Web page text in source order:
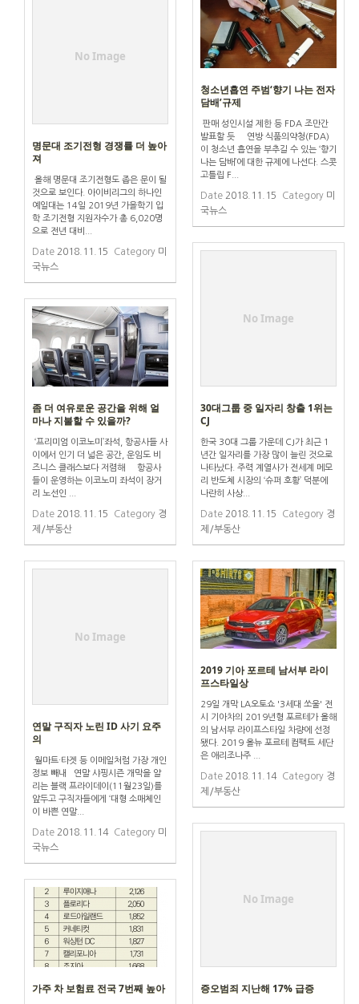
No Image
명문대 조기전형 경쟁률 더 높아
져
올해 명문대 조기전형도 좁은 문이 될
것으로 보인다. 아이비리그의 하나인
예일대는 14일 2019년 가을학기 입
학 조기전형 지원자수가 총 6,020명
으로 전년 대비...
Date 2018.11.15 Category 미
국뉴스
청소년흡연 주범‘향기 나는 전자
담배’규제
판매 성인시설 제한 등 FDA 조만간
발표할 듯 연방 식품의약청(FDA)
이 청소년 흡연을 부추길 수 있는 ‘향기
나는 담배’에 대한 규제에 나선다. 스콧
고틀립 F...
Date 2018.11.15 Category 미
국뉴스
No Image
30대그룹 중 일자리 창출 1위는
CJ
한국 30대 그룹 가운데 CJ가 최근 1
년간 일자리를 가장 많이 늘린 것으로
나타났다. 주력 계열사가 전세계 메모
리 반도체 시장의 ‘슈퍼 호황’ 덕분에
나란히 사상...
Date 2018.11.15 Category 경
제/부동산
좀 더 여유로운 공간을 위해 얼
마나 지불할 수 있을까?
‘프리미엄 이코노미’좌석, 항공사들 사
이에서 인기 더 넓은 공간, 운임도 비
즈니스 클래스보다 저렴해 항공사
들이 운영하는 이코노미 좌석이 장거
리 노선인 ...
Date 2018.11.15 Category 경
제/부동산
No Image
연말 구직자 노린 ID 사기 요주
의
월마트·타겟 등 이메일처럼 가장 개인
정보 빼내 연말 샤핑시즌 개막을 알
리는 블랙 프라이데이(11월23일)를
앞두고 구직자들에게 ‘대형 소매체인
이 바쁜 연말...
Date 2018.11.14 Category 미
국뉴스
2019 기아 포르테 남서부 라이
프스타일상
29일 개막 LA오토쇼 '3세대 쏘울' 전
시 기아차의 2019년형 포르테가 올해
의 남서부 라이프스타일 차량에 선정
됐다. 2019 올뉴 포르테 컴팩트 세단
은 애리조나주 ...
Date 2018.11.14 Category 경
제/부동산
No Image
증오범죄 지난해 17% 급증
가주 차 보험료 전국 7번째 높아